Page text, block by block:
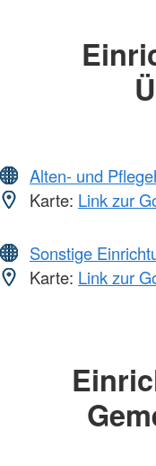
Alten- und
Karte: Link zur
Sonstige
Karte: Link zur